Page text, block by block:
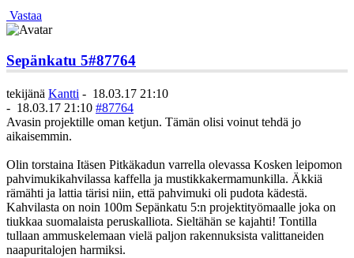
Vastaa
Sepänkatu 5#87764
tekijänä Kantti - 18.03.17 21:10
- 18.03.17 21:10 #87764
Avasin projektille oman ketjun. Tämän olisi voinut tehdä jo
aikaisemmin.
Olin torstaina Itäsen Pitkäkadun varrella olevassa Kosken leipomon
pahvimukikahvilassa kaffella ja mustikkakermamunkilla. Äkkiä
rämähti ja lattia tärisi niin, että pahvimuki oli pudota kädestä.
Kahvilasta on noin 100m Sepänkatu 5:n projektityömaalle joka on
tiukkaa suomalaista peruskalliota. Sieltähän se kajahti! Tontilla
tullaan ammuskelemaan vielä paljon rakennuksista valittaneiden
naapuritalojen harmiksi.